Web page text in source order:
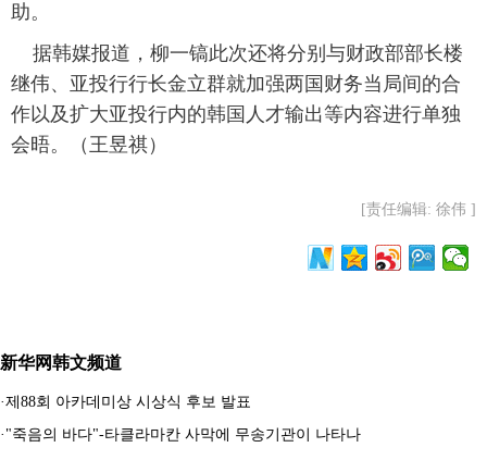
助。
据韩媒报道，柳一镐此次还将分别与财政部部长楼
继伟、亚投行行长金立群就加强两国财务当局间的合
作以及扩大亚投行内的韩国人才输出等内容进行单独
会晤。（王昱祺）
[责任编辑: 徐伟 ]
新华网韩文频道
·제88회 아카데미상 시상식 후보 발표
· "죽음의 바다"-타클라마칸 사막에 무송기관이 나타나